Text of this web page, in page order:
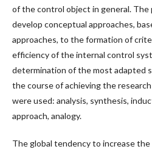
of the control object in general.
develop conceptual approaches,
approaches, to the formation of
efficiency of the internal control
determination of the most adapted
the course of achieving the
were used: analysis, synthesis,
approach, analogy.
The global tendency to increase